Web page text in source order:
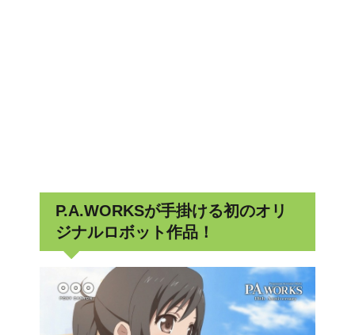
P.A.WORKSが手掛ける初のオリ
ジナルロボット作品！